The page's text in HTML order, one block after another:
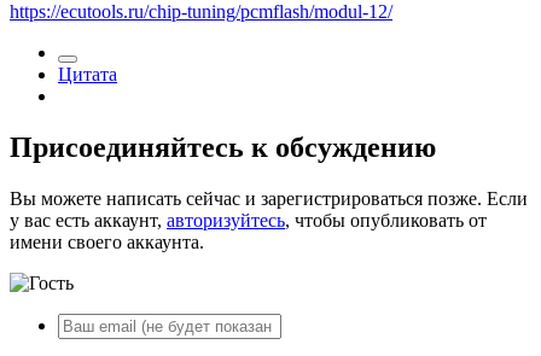
https://ecutools.ru/chip-tuning/pcmflash/modul-12/
Цитата
Присоединяйтесь к обсуждению
Вы можете написать сейчас и зарегистрироваться позже. Если
у вас есть аккаунт, авторизуйтесь, чтобы опубликовать от
имени своего аккаунта.